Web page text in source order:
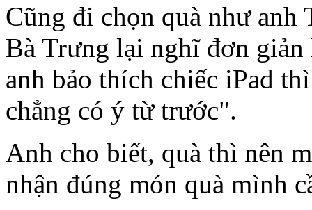
Cũng đi chọn quà như anh
Bà Trưng lại nghĩ đơn
anh bảo thích chiếc iPad
chẳng có ý từ trước".
Anh cho biết, quà thì nên
nhận đúng món quà mình